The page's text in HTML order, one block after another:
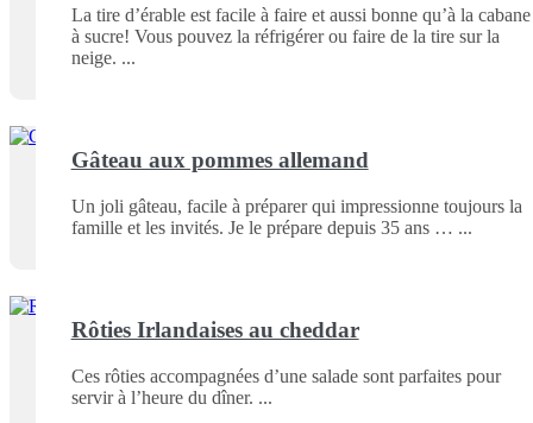
La tire d’érable est facile à faire et aussi bonne qu’à la cabane
à sucre! Vous pouvez la réfrigérer ou faire de la tire sur la
neige.
Gâteau aux pommes allemand
Un joli gâteau, facile à préparer qui impressionne toujours la
famille et les invités. Je le prépare depuis 35 ans …
Rôties Irlandaises au cheddar
Ces rôties accompagnées d’une salade sont parfaites pour
servir à l’heure du dîner.